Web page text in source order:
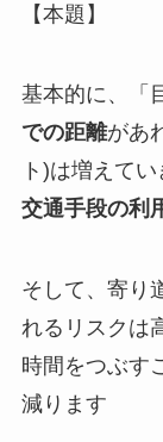
【本題】
基本的に、「
での距離があ
ト)は増えてい
交通手段の利
そして、寄り
れるリスクは
時間をつぶす
減ります